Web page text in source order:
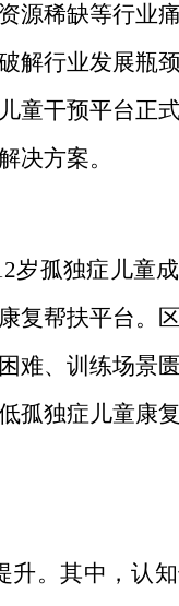
源稀缺等行业
解行业发展瓶
干预平台正
决方案。
岁孤独症儿童
复帮扶平台。
难、训练场景
孤独症儿童康
升。其中，认